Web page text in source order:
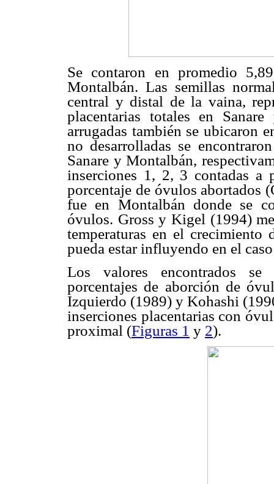
Se contaron en promedio
Montalbán. Las semillas
central y distal de la vaina,
placentarias totales en
arrugadas también se ubicaron
no desarrolladas se
Sanare y Montalbán,
inserciones 1, 2, 3 contadas
porcentaje de óvulos abortados
fue en Montalbán donde se
óvulos. Gross y Kigel (1994)
temperaturas en el
pueda estar influyendo en el
Los valores encontrados se
porcentajes de aborción de
Izquierdo (1989) y Kohashi
inserciones placentarias con
proximal (Figuras 1 y 2).